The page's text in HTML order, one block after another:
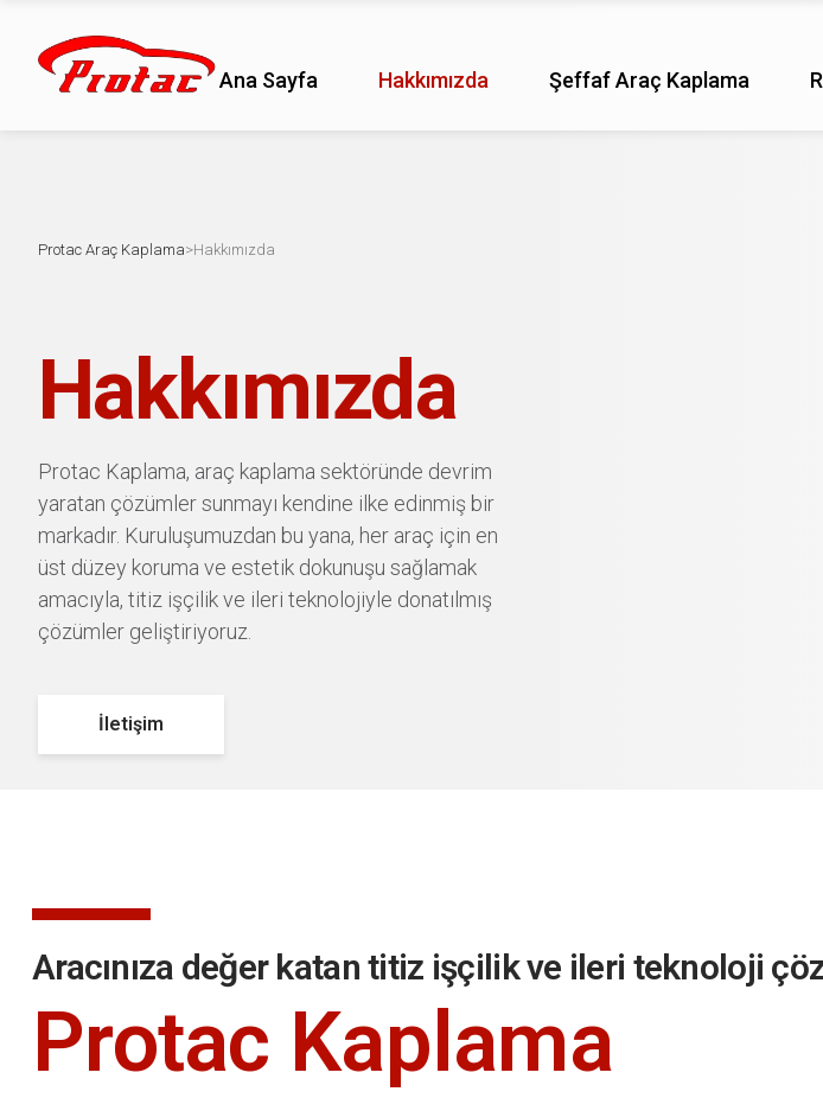
Ana Sayfa Hakkımızda Şeffaf Araç Kaplama
Protac Araç Kaplama>Hakkımızda
Hakkımızda
Protac Kaplama, araç kaplama sektöründe devrim
yaratan çözümler sunmayı kendine ilke edinmiş bir
markadır. Kuruluşumuzdan bu yana, her araç için en
üst düzey koruma ve estetik dokunuşu sağlamak
amacıyla, titiz işçilik ve ileri teknolojiyle donatılmış
çözümler geliştiriyoruz.
İletişim
Aracınıza değer katan titiz işçilik ve ileri teknoloji
Protac Kaplama